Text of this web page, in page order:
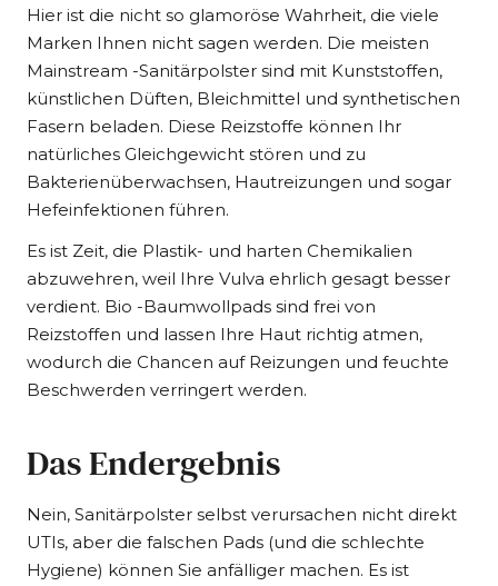
Hier ist die nicht so glamoröse Wahrheit, die viele
Marken Ihnen nicht sagen werden. Die meisten
Mainstream -Sanitärpolster sind mit Kunststoffen,
künstlichen Düften, Bleichmittel und synthetischen
Fasern beladen. Diese Reizstoffe können Ihr
natürliches Gleichgewicht stören und zu
Bakterienüberwachsen, Hautreizungen und sogar
Hefeinfektionen führen.
Es ist Zeit, die Plastik- und harten Chemikalien
abzuwehren, weil Ihre Vulva ehrlich gesagt besser
verdient. Bio -Baumwollpads sind frei von
Reizstoffen und lassen Ihre Haut richtig atmen,
wodurch die Chancen auf Reizungen und feuchte
Beschwerden verringert werden.
Das Endergebnis
Nein, Sanitärpolster selbst verursachen nicht direkt
UTIs, aber die falschen Pads (und die schlechte
Hygiene) können Sie anfälliger machen. Es ist